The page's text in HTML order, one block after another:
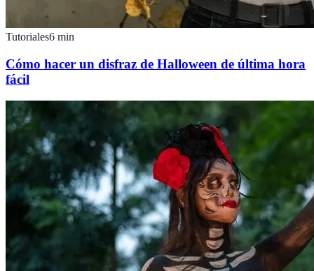
Tutoriales6 min
Cómo hacer un disfraz de Halloween de última hora
fácil